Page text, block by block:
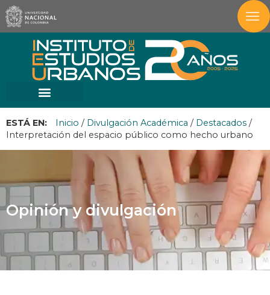
ESTÁ EN: Inicio / Divulgación Académica / Destacados /
Interpretación del espacio público como hecho urbano
Opinión y divulgación